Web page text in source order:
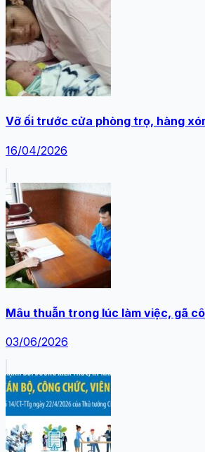
Vỡ ối trước cửa phòng trọ, hàng
16/04/2026
Mâu thuẫn trong lúc làm việc, gã
03/06/2026